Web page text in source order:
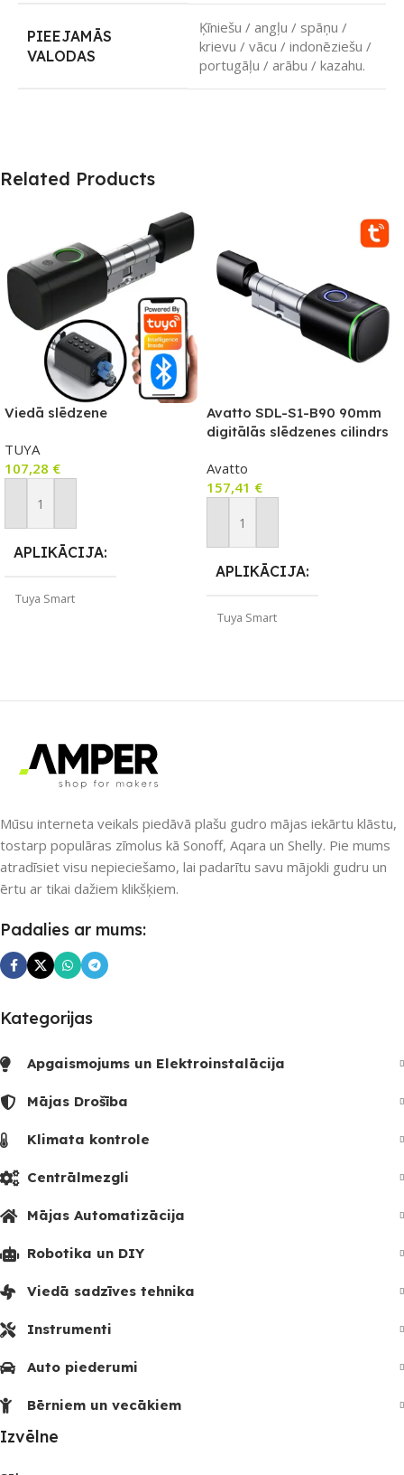
PIEEJAMĀS
VALODAS
Ķīniešu / angļu / spāņu /
krievu / vācu / indonēziešu /
portugāļu / arābu / kazahu.
Related Products
Viedā slēdzene
TUYA
107,28 €
Pievienot Grozam
APLIKĀCIJA
Tuya Smart
SAVIENOJUMS
Bluetooth
Nē
UZREIZ PIEEJAMAIS
Avatto SDL-S1-B90 90mm
digitālās slēdzenes cilindrs
Avatto
157,41 €
Pievienot Grozam
APLIKĀCIJA
Tuya Smart
Nē
UZREIZ PIEEJAMAIS
Mūsu interneta veikals piedāvā plašu gudro mājas iekārtu klāstu,
tostarp populāras zīmolus kā Sonoff, Aqara un Shelly. Pie mums
atradīsiet visu nepieciešamo, lai padarītu savu mājokli gudru un
ērtu ar tikai dažiem klikšķiem.
Padalies ar mums:
Kategorijas
Apgaismojums un Elektroinstalācija
Mājas Drošība
Klimata kontrole
Centrālmezgli
Mājas Automatizācija
Robotika un DIY
Viedā sadzīves tehnika
Instrumenti
Auto piederumi
Bērniem un vecākiem
Izvēlne